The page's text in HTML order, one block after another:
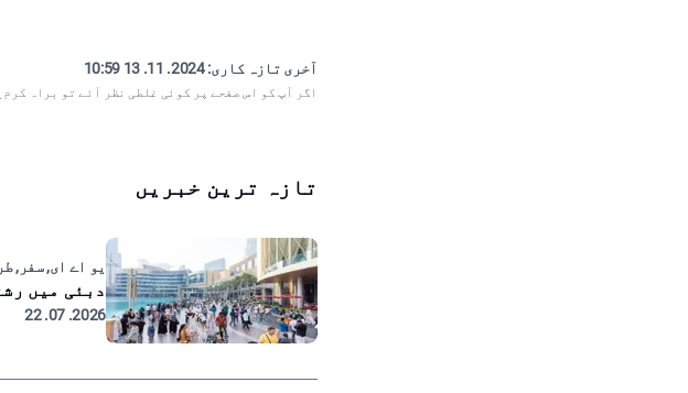
آخری تازہ کاری:2024. 11. 13 10:59
اگر آپ کو اس صفحے پر کوئی غلطی نظر آئے تو براہ کرم
تازہ ترین خبریں
یو اے ای, سفر,
دبئی میں
2026. 07. 22